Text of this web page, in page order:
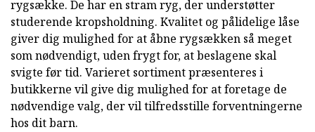
rygsække. De har en stram ryg, der understøtter
studerende kropsholdning. Kvalitet og pålidelige låse
giver dig mulighed for at åbne rygsækken så meget
som nødvendigt, uden frygt for, at beslagene skal
svigte før tid. Varieret sortiment præsenteres i
butikkerne vil give dig mulighed for at foretage de
nødvendige valg, der vil tilfredsstille forventningerne
hos dit barn.